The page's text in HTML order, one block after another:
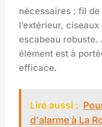
nécessaires : fil
l’extérieur,
escabeau robuste.
élément est à
efficace.
Lire aussi :
d'alarme à La